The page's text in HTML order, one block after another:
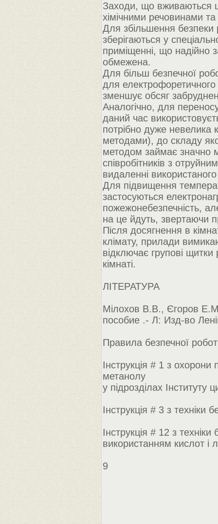
Заходи, що вживаються
хімічними речовинами та
Для збільшення
зберігаються у
приміщенні, що надійно
обмежена.
Для більш безпечної
для
зменшує обсяг
Аналогічно, для
даний час
потрібно дуже невелика
методами), до складу
методом займає значно
співробітників з
видаленні
Для підвищення
застосуються
пожежонебезпечність,
на це йдуть, звертаючи
Після досягнення в
клімату, прилади
відключає групові
кімнаті.
ЛІТЕРАТУРА
Мілохов В.В., Єгоров
пособие .- Л: Изд-во
Правила безпечної
Інструкція # 1 з охорони
метанолу
у підрозділах Інституту
Інструкція # 3 з техніки
Інструкція # 12 з
використанням кислот і
9